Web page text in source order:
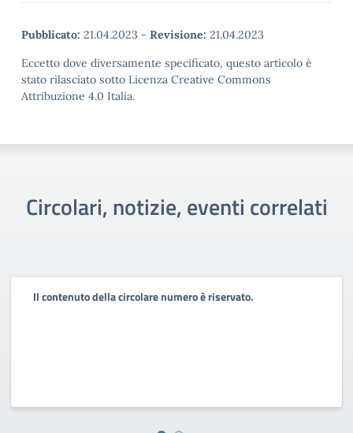
Pubblicato: 21.04.2023 - Revisione: 21.04.2023
Eccetto dove diversamente specificato, questo articolo è
stato rilasciato sotto Licenza Creative Commons
Attribuzione 4.0 Italia.
Circolari, notizie, eventi correlati
Il contenuto della circolare numero è riservato.